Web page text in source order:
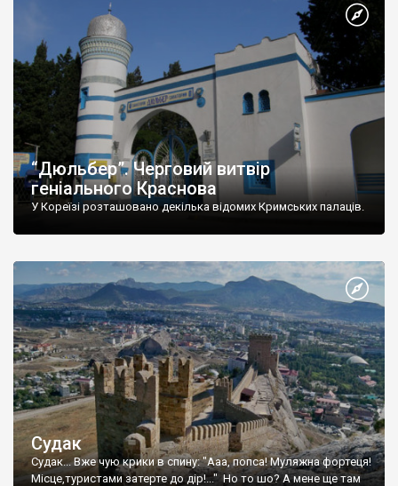
“Дюльбер”. Черговий витвір
геніального Краснова
У Кореїзі розташовано декілька відомих Кримських палаців.
Судак
Судак... Вже чую крики в спину: "Ааа, попса! Муляжна фортеця!
Місце,туристами затерте до дір!..." Но то шо? А мене ще там